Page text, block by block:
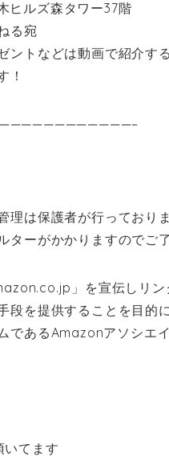
ヒルズ森タワー37階
る宛
トなどは動画で紹介す
！
理は保護者が行っており
ターがかかりますのでご
」を宣伝しリ
段を提供することを目的
であるAmazonアソシエ
いてます